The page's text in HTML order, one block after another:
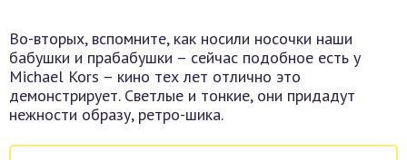
Во-вторых, вспомните, как носили носочки наши
бабушки и прабабушки – сейчас подобное есть у
Michael Kors – кино тех лет отлично это
демонстрирует. Светлые и тонкие, они придадут
нежности образу, ретро-шика.